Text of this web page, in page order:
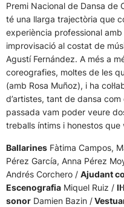
Premi Nacional de Dansa de
té una llarga trajectòria que
experiència professional amb
improvisació al costat de
Agustí Fernández. A més a
coreografies, moltes de les
(amb Rosa Muñoz), i ha
d’artistes, tant de dansa
passada vam poder veure
treballs íntims i honestos
Ballarines Fàtima Campos,
Pérez García, Anna Pérez
Andrés Corchero / Ajudant
Escenografia Miquel Ruiz /
sonor Damien Bazin /